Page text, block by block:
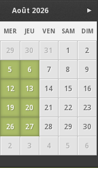
Août 2026
MER JEU VEN SAM DIM
29 30 31 1
2
5 6 7 8
9
12 13 14 15
16
19 20 21 22
23
26 27 28 29
30
2 3 4 5 6